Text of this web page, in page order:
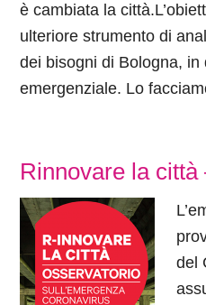
è cambiata la
ulteriore strumento di
dei bisogni di Bologna, in
emergenziale. Lo
Rinnovare la
del